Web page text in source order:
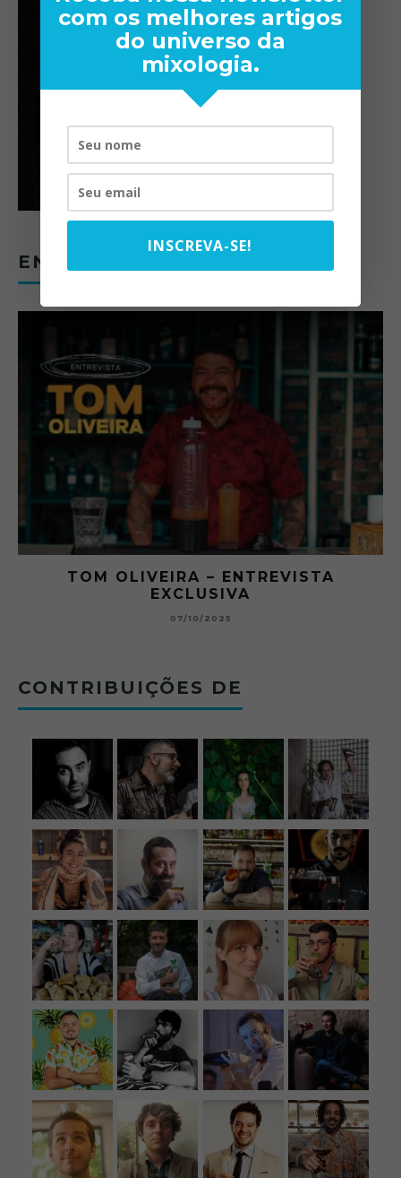
ENTREVISTAS
TOM OLIVEIRA – ENTREVISTA
EXCLUSIVA
07/10/2025
CONTRIBUIÇÕES DE
com os melhores artigos
do universo da
mixologia.
INSCREVA-SE!